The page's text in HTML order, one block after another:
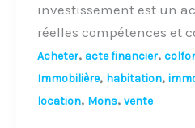
investissement est un
réelles compétences et
Acheter, acte financier,
Immobilière, habitation,
location, Mons, vente